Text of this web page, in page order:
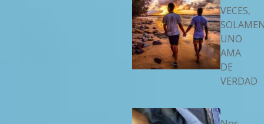
VECES,
UNO
AMA
DE
VERDAD